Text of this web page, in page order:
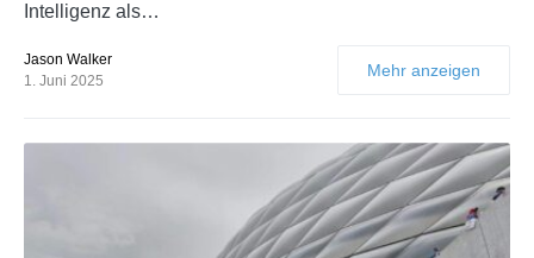
Intelligenz als…
Jason Walker
1. Juni 2025
Mehr anzeigen